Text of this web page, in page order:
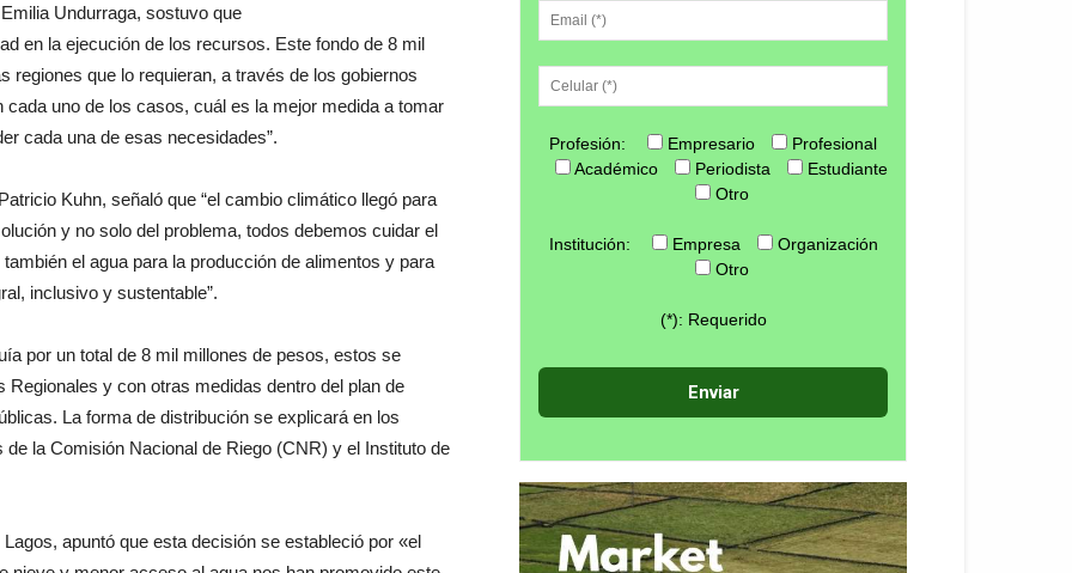
Undurraga, sostuvo que
en la ejecución de los recursos. Este fondo de 8 mil
regiones que lo requieran, a través de los gobiernos
uno de los casos, cuál es la mejor medida a tomar
cada una de esas necesidades”.
Kuhn, señaló que “el cambio climático llegó para
y no solo del problema, todos debemos cuidar el
el agua para la producción de alimentos y para
inclusivo y sustentable”.
por un total de 8 mil millones de pesos, estos se
y con otras medidas dentro del plan de
La forma de distribución se explicará en los
la Comisión Nacional de Riego (CNR) y el Instituto de
apuntó que esta decisión se estableció por «el
Profesión: Empresario
Profesional
Académico
Periodista
Estudiante
Otro
Institución: Empresa
Organización
Otro
(*): Requerido